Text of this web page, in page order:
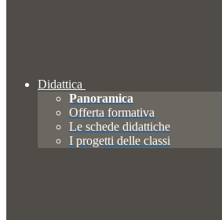
Didattica
Panoramica
Offerta formativa
Le schede didattiche
I progetti delle classi